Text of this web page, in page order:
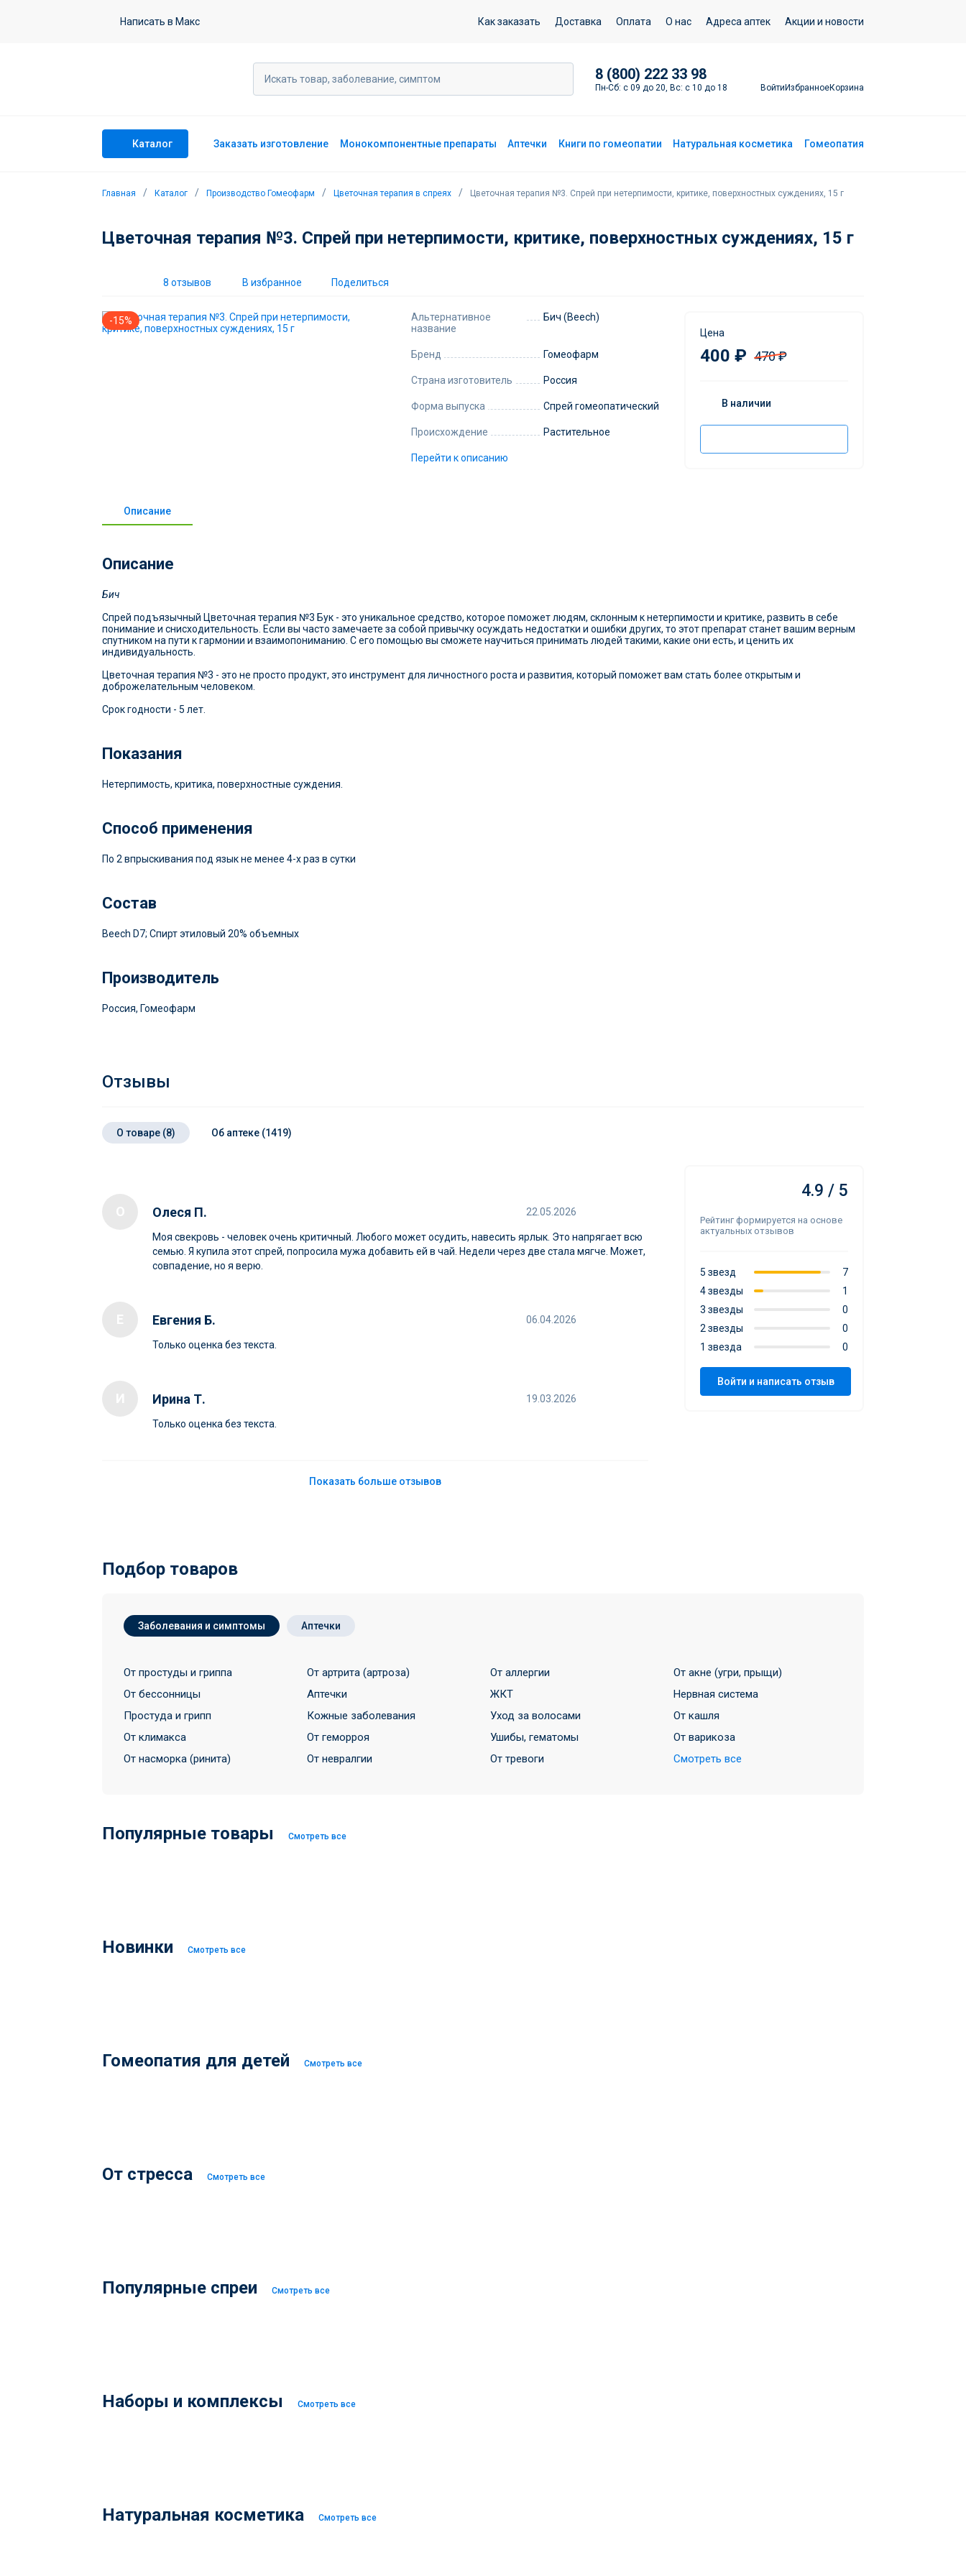
Написать в Макс Как заказать Доставка Оплата О нас Адреса аптек Акции и новости
8 (800) 222 33 98
Пн-Сб: с 09 до 20, Вс: с 10 до 18 ВойтиИзбранноеКорзина
Каталог Заказать изготовление Монокомпонентные препараты Аптечки Книги по гомеопатии Натуральная косметика Гомеопатия
Главная Каталог Производство Гомеофарм Цветочная терапия в спреях Цветочная терапия №3. Спрей при нетерпимости, критике, поверхностных суждениях, 15 г
Цветочная терапия №3. Спрей при нетерпимости, критике, поверхностных суждениях, 15 г
Добавить в корзину
8 отзывов В избранное Поделиться
-15%
Альтернативное
название
Бич (Beech)
Бренд Гомеофарм
Страна изготовитель Россия
Форма выпуска Спрей гомеопатический
Происхождение Растительное
Перейти к описанию
Цена
400 ₽ 470 ₽
В наличии
Описание
Описание
Бич
Спрей подъязычный Цветочная терапия №3 Бук - это уникальное средство, которое поможет людям, склонным к нетерпимости и критике, развить в себе
понимание и снисходительность. Если вы часто замечаете за собой привычку осуждать недостатки и ошибки других, то этот препарат станет вашим верным
спутником на пути к гармонии и взаимопониманию. С его помощью вы сможете научиться принимать людей такими, какие они есть, и ценить их
индивидуальность.
Цветочная терапия №3 - это не просто продукт, это инструмент для личностного роста и развития, который поможет вам стать более открытым и
доброжелательным человеком.
Срок годности - 5 лет.
Показания
Нетерпимость, критика, поверхностные суждения.
Способ применения
По 2 впрыскивания под язык не менее 4-х раз в сутки
Состав
Beech D7; Спирт этиловый 20% объемных
Производитель
Россия, Гомеофарм
Отзывы
О товаре (8) Об аптеке (1419)
Олеся П. 22.05.2026
Моя свекровь - человек очень критичный. Любого может осудить, навесить ярлык. Это напрягает всю
семью. Я купила этот спрей, попросила мужа добавить ей в чай. Недели через две стала мягче. Может,
совпадение, но я верю.
Евгения Б. 06.04.2026
Только оценка без текста.
Ирина Т. 19.03.2026
Только оценка без текста.
Показать больше отзывов
4.9 / 5
Рейтинг формируется на основе
актуальных отзывов
5 звезд
7
4 звезды
1
3 звезды
0
2 звезды
0
1 звезда
0
Войти и написать отзыв
Подбор товаров
Заболевания и симптомы Аптечки
От простуды и гриппа От артрита (артроза) От аллергии
От акне (угри, прыщи)
От бессонницы
Аптечки ЖКТ
Нервная система
Простуда и грипп
Кожные заболевания Уход за волосами
От кашля
От климакса
От геморроя Ушибы, гематомы
От варикоза
От насморка (ринита)
От невралгии От тревоги Смотреть все
Популярные товары Смотреть все
Новинки Смотреть все
Гомеопатия для детей Смотреть все
От стресса Смотреть все
Популярные спреи Смотреть все
Наборы и комплексы Смотреть все
Натуральная косметика Смотреть все